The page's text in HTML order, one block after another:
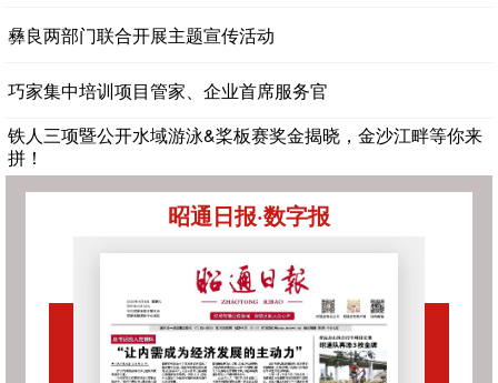
彝良两部门联合开展主题宣传活动
巧家集中培训项目管家、企业首席服务官
铁人三项暨公开水域游泳&桨板赛奖金揭晓，金沙江畔等你来
拼！
昭通日报·数字报